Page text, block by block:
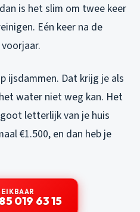
is het slim om twee keer
Eén keer na de
ijsdammen. Dat krijg je als
water niet weg kan. Het
letterlijk van je huis
€1.500, en dan heb je
019 63 15